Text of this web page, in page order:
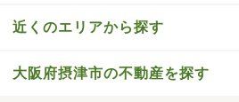
近くのエリアから探す
大阪府摂津市の不動産を探す